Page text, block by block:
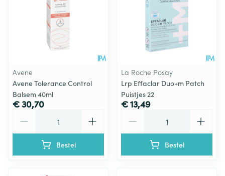
Avene
Avene Tolerance Control
Balsem 40ml
€ 30,70
Bestel
La Roche Posay
Lrp Effaclar Duo+m Patch
Puistjes 22
€ 13,49
Bestel